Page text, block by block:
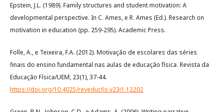
Epstein, J.L. (1989). Family structures and student motivation: A
developmental perspective. In C. Ames, e R. Ames (Ed.). Research on
motivation in education (pp. 259-295). Academic Press.
Folle, A., e Teixeira, F.A. (2012). Motivação de escolares das séries
finais do ensino fundamental nas aulas de educação física. Revista da
Educação Física/UEM, 23(1), 37-44.
https://doi.org/10.4025/reveducfis.v23i1.12202